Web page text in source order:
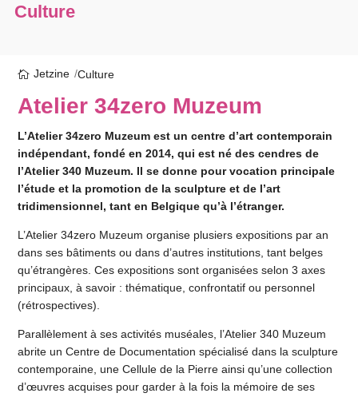
Culture
Jetzine Culture
Atelier 34zero Muzeum
L’Atelier 34zero Muzeum est un centre d’art contemporain
indépendant, fondé en 2014, qui est né des cendres de
l’Atelier 340 Muzeum. Il se donne pour vocation principale
l’étude et la promotion de la sculpture et de l’art
tridimensionnel, tant en Belgique qu’à l’étranger.
L’Atelier 34zero Muzeum organise plusiers expositions par an
dans ses bâtiments ou dans d’autres institutions, tant belges
qu’étrangères. Ces expositions sont organisées selon 3 axes
principaux, à savoir : thématique, confrontatif ou personnel
(rétrospectives).
Parallèlement à ses activités muséales, l’Atelier 340 Muzeum
abrite un Centre de Documentation spécialisé dans la sculpture
contemporaine, une Cellule de la Pierre ainsi qu’une collection
d’œuvres acquises pour garder à la fois la mémoire de ses